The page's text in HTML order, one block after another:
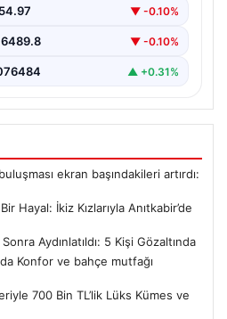
54.97 ▼ -0.10%
6489.8 ▼ -0.10%
▲ +0.31%
ekran başındakileri artırdı:
Hayal: İkiz Kızlarıyla Anıtkabir’de
Aydınlatıldı: 5 Kişi Gözaltında
Konfor ve bahçe mutfağı
700 Bin TL’lik Lüks Kümes ve